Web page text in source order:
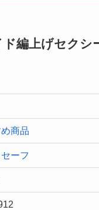
編上げセクシ
商品
ーフ